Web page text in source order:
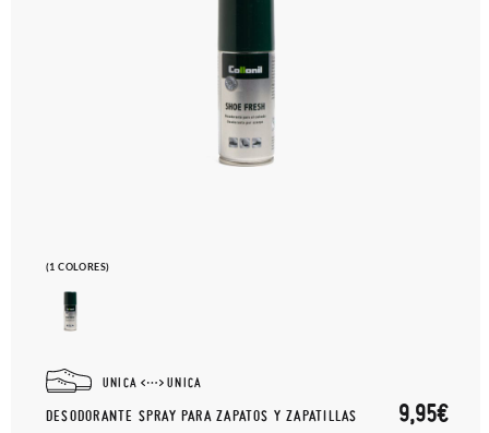
(1 COLORES)
UNICA UNICA
DESODORANTE SPRAY PARA ZAPATOS Y ZAPATILLAS 9,95€